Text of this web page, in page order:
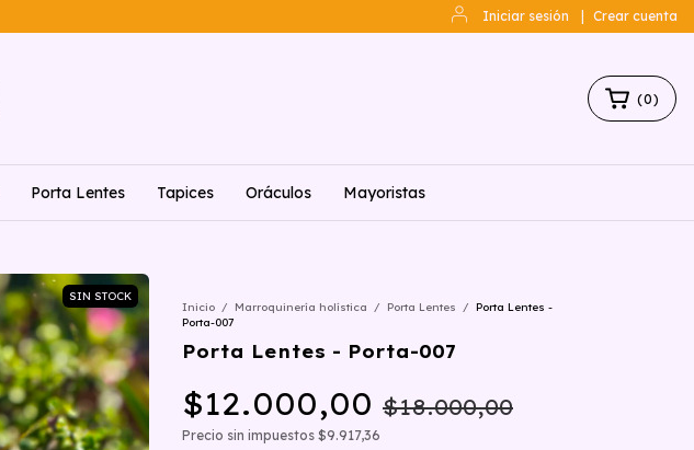
Iniciar sesión Crear cuenta
(0)
Porta Lentes Tapices Oráculos Mayoristas
SIN STOCK
Inicio / Marroquinería holística / Porta Lentes / Porta Lentes -
Porta-007
Porta Lentes - Porta-007
$12.000,00 $18.000,00
Precio sin impuestos $9.917,36